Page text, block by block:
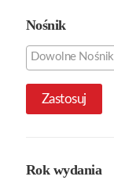
Nośnik
Zastosuj
Rok wydania